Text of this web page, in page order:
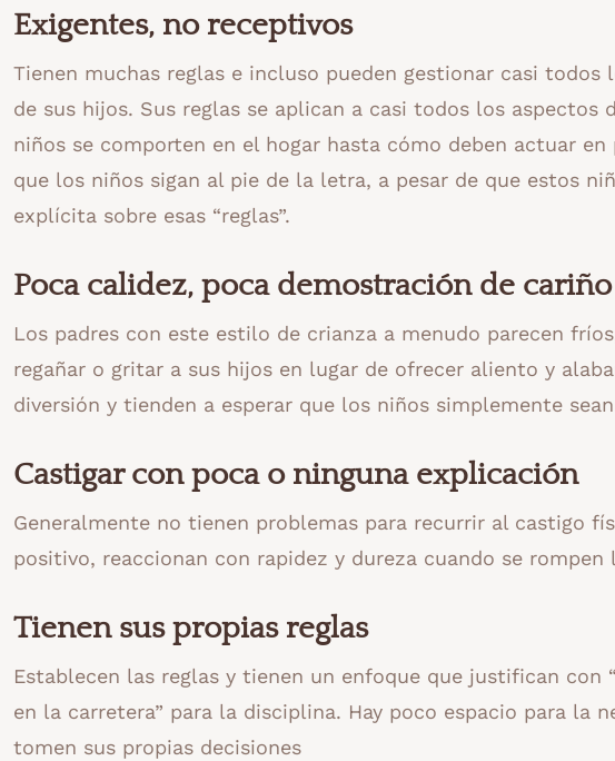
Exigentes, no receptivos
Tienen muchas reglas e incluso pueden gestionar casi
de sus hijos. Sus reglas se aplican a casi todos los aspectos
niños se comporten en el hogar hasta cómo deben actuar
que los niños sigan al pie de la letra, a pesar de que estos
explícita sobre esas “reglas”.
Poca calidez, poca demostración de cariño
Los padres con este estilo de crianza a menudo parecen
regañar o gritar a sus hijos en lugar de ofrecer aliento y
diversión y tienden a esperar que los niños simplemente
Castigar con poca o ninguna explicación
Generalmente no tienen problemas para recurrir al castigo
positivo, reaccionan con rapidez y dureza cuando se rompen
Tienen sus propias reglas
Establecen las reglas y tienen un enfoque que justifican con
en la carretera” para la disciplina. Hay poco espacio para la
tomen sus propias decisiones